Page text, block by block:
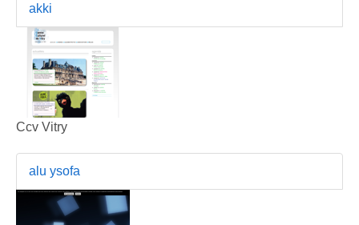
akki
Ccv Vitry
alu ysofa